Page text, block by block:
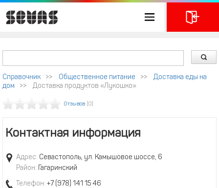
Справочник >> Общественное питание >>
Доставка еды на
дом
>> Доставка продуктов «Лукошко»
Отзывов (0)
Контактная информация
Адрес: Севастополь, ул. Камышовое шоссе, 6
Район: Гагаринский
Телефон: +7 (978) 141 15 46